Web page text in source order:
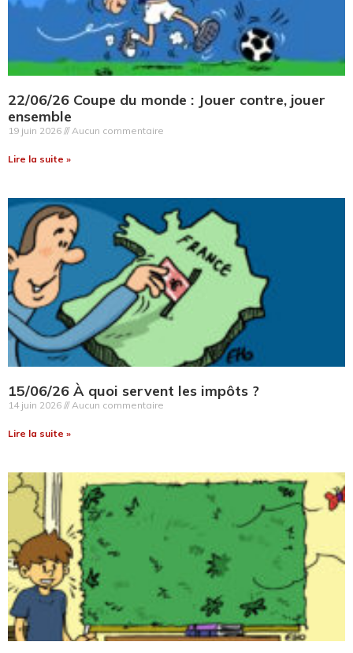
22/06/26 Coupe du monde : Jouer contre, jouer
ensemble
19 juin 2026 Aucun commentaire
Lire la suite »
15/06/26 À quoi servent les impôts ?
14 juin 2026 Aucun commentaire
Lire la suite »